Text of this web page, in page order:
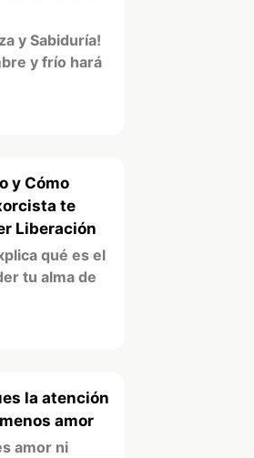
y Sabiduría!
y frío hará
y Cómo
te
Liberación
qué es el
tu alma de
la atención
amor
amor ni